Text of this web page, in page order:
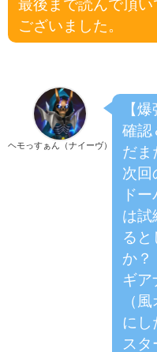
最後まで読んで頂い
ございました。
ヘモっすぁん（ナイーヴ）
【
確認
だま
次回
ド
は試
ると
か？
ギア
（
にし
スタ